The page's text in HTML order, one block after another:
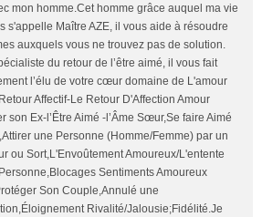
mon homme.Cet homme grâce auquel ma vie
s'appelle Maître AZE, il vous aide à résoudre
auxquels vous ne trouvez pas de solution.
du retour de l’être aimé, il vous fait
l’élu de votre cœur domaine de L'amour
Affectif-Le Retour D'Affection Amour
son Ex-l’Être Aimé -l’Âme Sœur,Se faire Aimé
une Personne (Homme/Femme) par un
ou Sort,L'Envoûtement Amoureux/L'entente
Sentiments Amoureux
Son Couple,Annulé une
Rivalité/Jalousie;Fidélité.Je